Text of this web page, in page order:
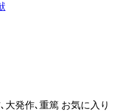
大発作､重篤 お気に入り